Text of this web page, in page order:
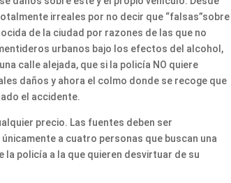
irreales por no decir que “falsas”sobre
de la ciudad por razones de las que no
urbanos bajo los efectos del alcohol,
calle alejada, que si la policía NO quiere
daños y ahora el colmo donde se recoge que
el accidente.
precio. Las fuentes deben ser
a cuatro personas que buscan una
policía a la que quieren desvirtuar de su